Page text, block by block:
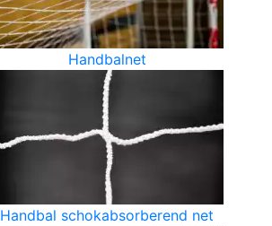
Handbalnet
Handbal schokabsorberend net